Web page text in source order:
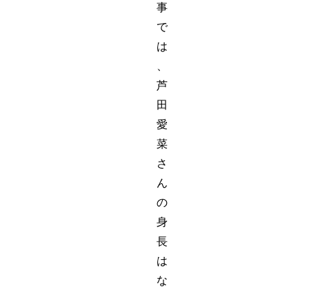
事
で
は
芦
田
愛
菜
さ
ん
の
身
長
は
な